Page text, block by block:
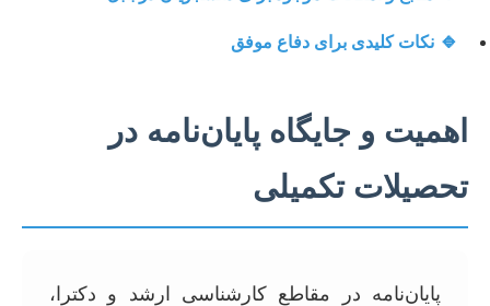
🔹 نکات کلیدی برای دفاع موفق
اهمیت و جایگاه پایان‌نامه در
تحصیلات تکمیلی
پایان‌نامه در مقاطع کارشناسی ارشد و دکترا،